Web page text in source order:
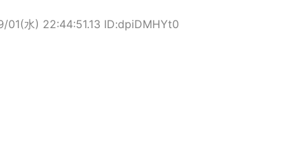
01(水) 22:44:51.13 ID:dpiDMHYt0